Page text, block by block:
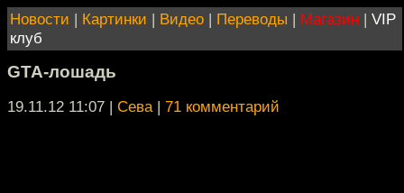
Новости | Картинки | Видео | Переводы | Магазин | VIP
клуб
GTA-лошадь
19.11.12 11:07 | Сева| 71 комментарий